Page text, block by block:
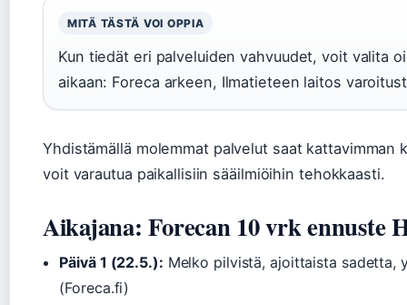
MITÄ TÄSTÄ VOI OPPIA
Kun tiedät eri palveluiden vahvuudet, voit valita
aikaan: Foreca arkeen, Ilmatieteen laitos
Yhdistämällä molemmat palvelut saat kattavimman
voit varautua paikallisiin sääilmiöihin tehokkaasti.
Aikajana: Forecan 10 vrk ennuste
Päivä 1 (22.5.): Melko pilvistä, ajoittaista sadetta,
(Foreca.fi)